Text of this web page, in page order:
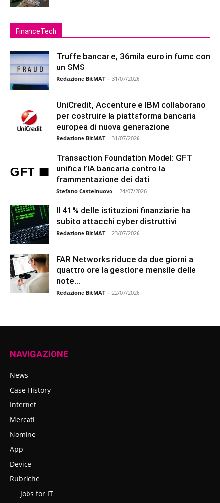
FinanceTech
Truffe bancarie, 36mila euro in fumo con
un SMS
Redazione BitMAT - 31/07/2026
UniCredit, Accenture e IBM collaborano
per costruire la piattaforma bancaria
europea di nuova generazione
Redazione BitMAT - 31/07/2026
Transaction Foundation Model: GFT
unifica l’IA bancaria contro la
frammentazione dei dati
Stefano Castelnuovo - 24/07/2026
Il 41% delle istituzioni finanziarie ha
subito attacchi cyber distruttivi
Redazione BitMAT - 23/07/2026
FAR Networks riduce da due giorni a
quattro ore la gestione mensile delle
note...
Redazione BitMAT - 22/07/2026
NAVIGAZIONE
News
Case History
Internet
Mercati
Nomine
App
Device
Rubriche
Jobs for IT